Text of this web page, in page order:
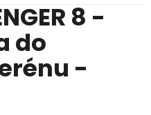
8 -
do
-